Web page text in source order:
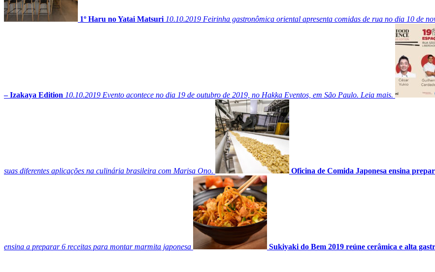
1º Haru no Yatai Matsuri 10.10.2019 Feirinha gastronômica oriental apresenta comidas de rua no dia 10 de
– Izakaya Edition 10.10.2019 Evento acontece no dia 19 de outubro de 2019, no Hakka Eventos, em São Paulo. Leia mais.
suas diferentes aplicações na culinária brasileira com Marisa Ono. Oficina de Comida Japonesa ensina
ensina a preparar 6 receitas para montar marmita japonesa Sukiyaki do Bem 2019 reúne cerâmica e alta